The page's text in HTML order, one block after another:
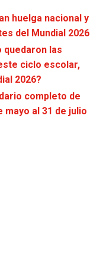
huelga nacional y
del Mundial 2026
quedaron las
ciclo escolar,
2026?
completo de
al 31 de julio